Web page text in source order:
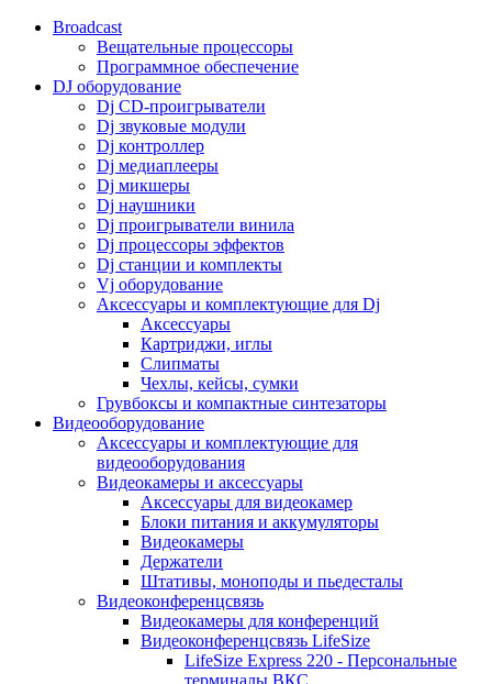
Broadcast
Вещательные процессоры
Программное обеспечение
DJ оборудование
Dj CD-проигрыватели
Dj звуковые модули
Dj контроллер
Dj медиаплееры
Dj микшеры
Dj наушники
Dj проигрыватели винила
Dj процессоры эффектов
Dj станции и комплекты
Vj оборудование
Аксессуары и комплектующие для Dj
Аксессуары
Картриджи, иглы
Слипматы
Чехлы, кейсы, сумки
Грувбоксы и компактные синтезаторы
Видеооборудование
Аксессуары и комплектующие для
видеооборудования
Видеокамеры и аксессуары
Аксессуары для видеокамер
Блоки питания и аккумуляторы
Видеокамеры
Держатели
Штативы, моноподы и пьедесталы
Видеоконференцсвязь
Видеокамеры для конференций
Видеоконференцсвязь LifeSize
LifeSize Express 220 - Персональные
терминалы ВКС